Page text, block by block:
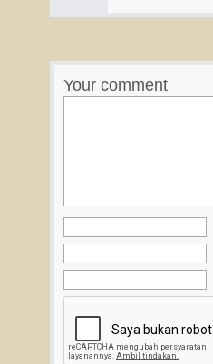
Your comment